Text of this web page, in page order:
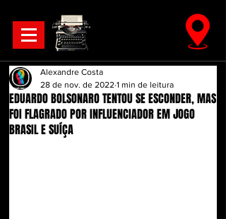
EDUARDO BOLSONARO TENTOU SE ESCONDER, MAS
FOI FLAGRADO POR INFLUENCIADOR EM JOGO
BRASIL E SUÍÇA
Alexandre Costa
28 de nov. de 2022 1 min de leitura